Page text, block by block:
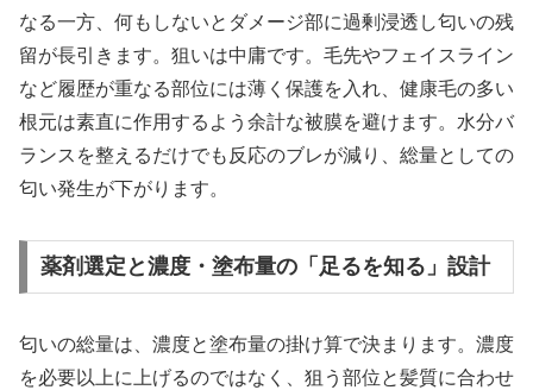
なる一方、何もしないとダメージ部に過剰浸透し匂いの残
留が長引きます。狙いは中庸です。毛先やフェイスライン
など履歴が重なる部位には薄く保護を入れ、健康毛の多い
根元は素直に作用するよう余計な被膜を避けます。水分バ
ランスを整えるだけでも反応のブレが減り、総量としての
匂い発生が下がります。
薬剤選定と濃度・塗布量の「足るを知る」設計
匂いの総量は、濃度と塗布量の掛け算で決まります。濃度
を必要以上に上げるのではなく、狙う部位と髪質に合わせ